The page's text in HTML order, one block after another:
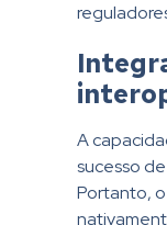
A
sucesso
Portanto,